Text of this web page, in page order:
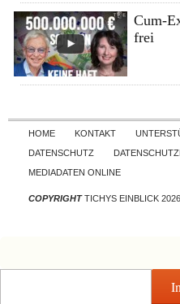
Cum-
frei
HOME KONTAKT
DATENSCHUTZ
MEDIADATEN ONLINE
COPYRIGHTTICHYS EINBLICK 2026